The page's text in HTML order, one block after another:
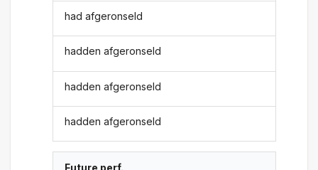
had afgeronseld
hadden afgeronseld
hadden afgeronseld
hadden afgeronseld
Future perf.